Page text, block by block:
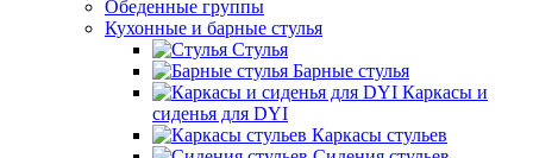
Обеденные группы
Кухонные и барные стулья
Стулья
Барные стулья
Каркасы и
сиденья для DYI
Каркасы стульев